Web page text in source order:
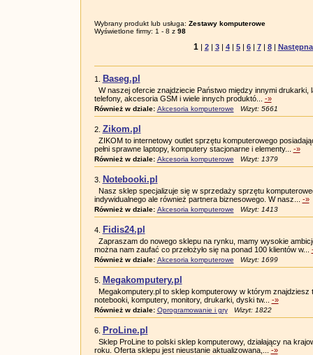
Wybrany produkt lub usługa: Zestawy komputerowe
Wyświetlone firmy: 1 - 8 z 98
1 | 2| 3| 4| 5| 6| 7| 8|
1. Baseg.pl
W naszej ofercie znajdziecie Państwo między innymi drukarki,
telefony, akcesoria GSM i wiele innych produktó... -»
Również w dziale: Akcesoria komputerowe Wizyt: 5661
2. Zikom.pl
ZIKOM to internetowy outlet sprzętu komputerowego
pełni sprawne laptopy, komputery stacjonarne i elementy... -»
Również w dziale: Akcesoria komputerowe Wizyt: 1379
3. Notebooki.pl
Nasz sklep specjalizuje się w sprzedaży sprzętu
indywidualnego ale również partnera biznesowego. W nasz... -»
Również w dziale: Akcesoria komputerowe Wizyt: 1413
4. Fidis24.pl
Zapraszam do nowego sklepu na rynku, mamy wysokie
można nam zaufać co przełożyło się na ponad 100 klientów w...
Również w dziale: Akcesoria komputerowe Wizyt: 1699
5. Megakomputery.pl
Megakomputery.pl to sklep komputerowy w którym znajdziesz
notebooki, komputery, monitory, drukarki, dyski tw... -»
Również w dziale: Oprogramowanie i gry Wizyt: 1822
6. ProLine.pl
Sklep ProLine to polski sklep komputerowy, działający na
roku. Oferta sklepu jest nieustanie aktualizowana,... -»